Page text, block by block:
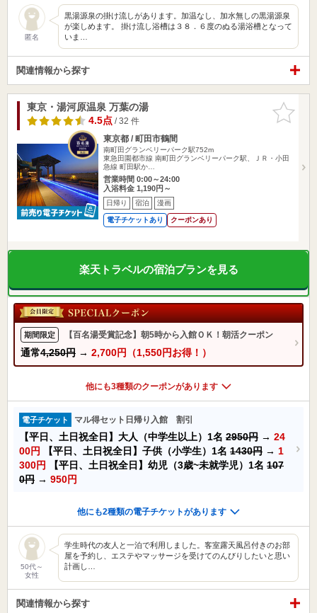
匿名
黒湯源泉の掛け流しがあります。加温なし、加水無しの黒湯源泉
が楽しめます。 掛け流し浴槽は３８．６度のぬる湯浴槽となって
いま…
関連情報から探す
お気に入
りに追加
東京・湯河原温泉 万葉の湯
4.5点/ 32 件
東京都 / 町田市鶴間
南町田グランベリーパーク駅752m
東急田園都市線 南町田グランベリーパーク駅、ＪＲ・小田
急線 町田駅か…
営業時間 0:00～24:00
入浴料金 1,190円～
日帰り 宿泊 漫画
電子チケットあり クーポンあり
楽天トラベルの宿泊プランを見る
期間限定 【百名湯受賞記念】朝5時から入館ＯＫ！朝活クーポン
通常4,250円 → 2,700円（1,550円お得！）
他にも3種類のクーポンがあります
電子チケット マル得セット日帰り入館 割引
【平日、土日祝全日】大人（中学生以上）1名 2950円 → 24
00円
【平日、土日祝全日】子供（小学生）1名 1430円 → 1
300円
【平日、土日祝全日】幼児（3歳~未就学児）1名 107
0円 → 950円
他にも2種類の電子チケットがあります
50代～
女性
学生時代の友人と一泊で利用しました。客室露天風呂付きのお部
屋を予約し、エステやマッサージを受けてのんびりしたいと思い
計画し…
関連情報から探す